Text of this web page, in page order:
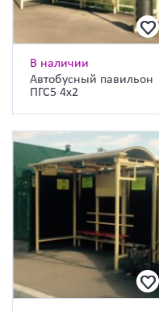
В наличии
Автобусный павильон
ПГС5 4х2